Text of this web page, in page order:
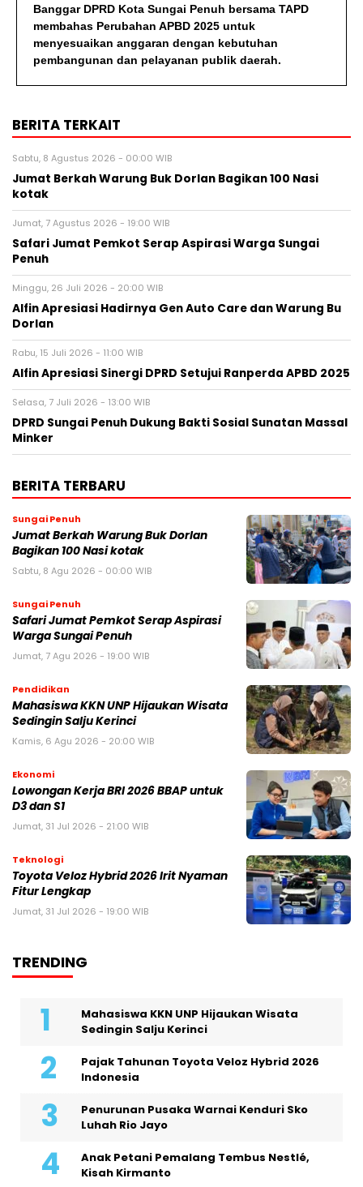
Banggar DPRD Kota Sungai Penuh bersama TAPD
membahas Perubahan APBD 2025 untuk
menyesuaikan anggaran dengan kebutuhan
pembangunan dan pelayanan publik daerah.
BERITA TERKAIT
Sabtu, 8 Agustus 2026 - 00:00 WIB
Jumat Berkah Warung Buk Dorlan Bagikan 100 Nasi
kotak
Jumat, 7 Agustus 2026 - 19:00 WIB
Safari Jumat Pemkot Serap Aspirasi Warga Sungai
Penuh
Minggu, 26 Juli 2026 - 20:00 WIB
Alfin Apresiasi Hadirnya Gen Auto Care dan Warung Bu
Dorlan
Rabu, 15 Juli 2026 - 11:00 WIB
Alfin Apresiasi Sinergi DPRD Setujui Ranperda APBD 2025
Selasa, 7 Juli 2026 - 13:00 WIB
DPRD Sungai Penuh Dukung Bakti Sosial Sunatan Massal
Minker
BERITA TERBARU
Sungai Penuh
Jumat Berkah Warung Buk Dorlan
Bagikan 100 Nasi kotak
Sabtu, 8 Agu 2026 - 00:00 WIB
Sungai Penuh
Safari Jumat Pemkot Serap Aspirasi
Warga Sungai Penuh
Jumat, 7 Agu 2026 - 19:00 WIB
Pendidikan
Mahasiswa KKN UNP Hijaukan Wisata
Sedingin Salju Kerinci
Kamis, 6 Agu 2026 - 20:00 WIB
Ekonomi
Lowongan Kerja BRI 2026 BBAP untuk
D3 dan S1
Jumat, 31 Jul 2026 - 21:00 WIB
Teknologi
Toyota Veloz Hybrid 2026 Irit Nyaman
Fitur Lengkap
Jumat, 31 Jul 2026 - 19:00 WIB
TRENDING
Mahasiswa KKN UNP Hijaukan Wisata
Sedingin Salju Kerinci
Pajak Tahunan Toyota Veloz Hybrid 2026
Indonesia
Penurunan Pusaka Warnai Kenduri Sko
Luhah Rio Jayo
Anak Petani Pemalang Tembus Nestlé,
Kisah Kirmanto